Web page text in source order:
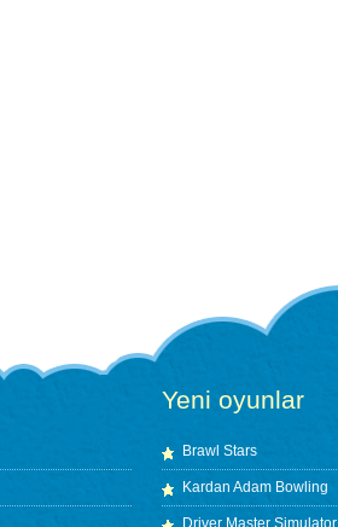
Yeni oyunlar
Brawl Stars
Kardan Adam Bowling
Driver Master Simulator